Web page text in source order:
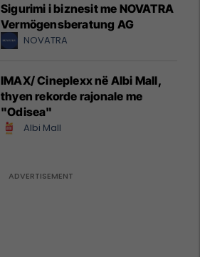
Sigurimi i biznesit me NOVATRA
Vermögensberatung AG
NOVATRA
IMAX/ Cineplexx në Albi Mall,
thyen rekorde rajonale me
"Odisea"
Albi Mall